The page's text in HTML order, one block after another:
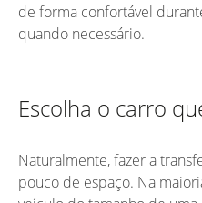
de forma confortável
quando necessário.
Escolha o carro
Naturalmente, fazer a
pouco de espaço. Na